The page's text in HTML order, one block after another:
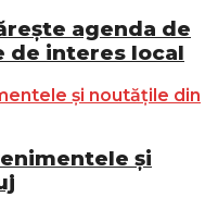
agenda de
de interes local
și